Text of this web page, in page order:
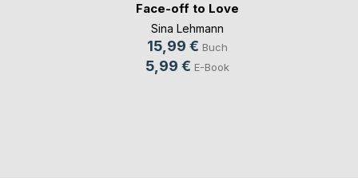
Face-off to Love
Sina Lehmann
15,99 € Buch
5,99 € E-Book